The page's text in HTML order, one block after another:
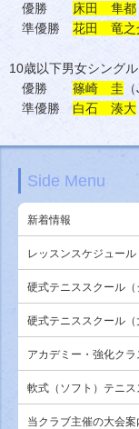
優勝
床田 隼都
準優勝 花田 竜之
10歳以下男女シングル
優勝 篠崎 圭
準優勝 白石 湊大
Side Menu
新着情報
レッスンスケジュール
硬式テニススクール（
硬式テニススクール（
アカデミー・強化クラ
軟式（ソフト）テニス
当クラブ主催の大会案